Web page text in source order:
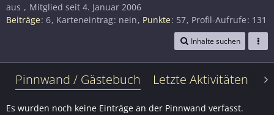
aus
Mitglied seit 4. Januar 2006
Beiträge 6 Karteneintrag nein Punkte 57 Profil-Aufrufe 131
Inhalte suchen
Pinnwand / Gästebuch Letzte Aktivitäten
Es wurden noch keine Einträge an der Pinnwand verfasst.